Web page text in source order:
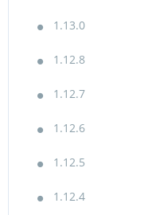
1.13.0
1.12.8
1.12.7
1.12.6
1.12.5
1.12.4